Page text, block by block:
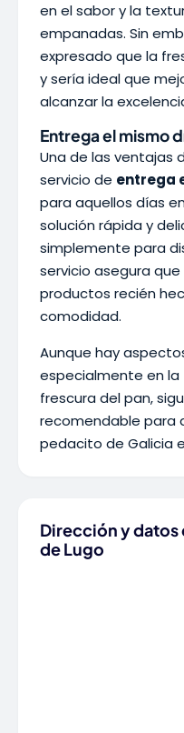
en el sabor y la
empanadas. Sin
expresado que la
y sería ideal que
alcanzar la
Entrega el mismo
Una de las ventajas
servicio de entrega
para aquellos días
solución rápida y
simplemente para
servicio asegura
productos recién
comodidad.
Aunque hay
especialmente en la
frescura del pan,
recomendable para
pedacito de Galicia
Dirección y
de Lugo